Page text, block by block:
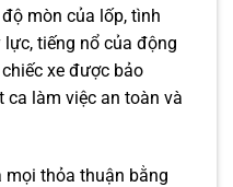
mòn của lốp, tình
tiếng nổ của động
xe được bảo
làm việc an toàn và
mọi thỏa thuận bằng